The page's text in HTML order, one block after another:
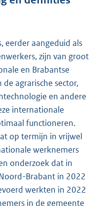
eerder aangeduid als
zijn van groot
en Brabantse
agrarische sector,
en andere
internationale
functioneren.
op termijn in vrijwel
werknemers
onderzoek dat in
Brabant in 2022
werkten in 2022
in de gemeente